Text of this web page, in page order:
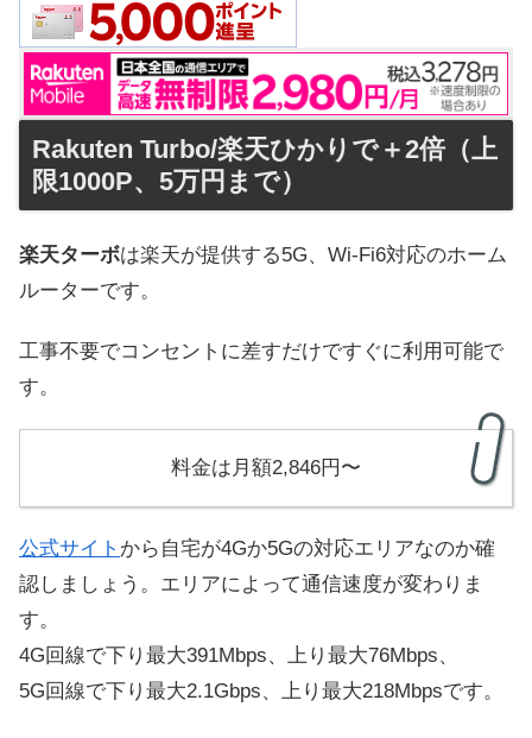
Rakuten Turbo/楽天ひかりで＋2倍（上
限1000P、5万円まで）
楽天ターボは楽天が提供する5G、Wi-Fi6対応のホーム
ルーターです。
工事不要でコンセントに差すだけですぐに利用可能で
す。
料金は月額2,846円〜
公式サイト から自宅が4Gか5Gの対応エリアなのか確
認しましょう。エリアによって通信速度が変わりま
す。
4G回線で下り最大391Mbps、上り最大76Mbps、
5G回線で下り最大2.1Gbps、上り最大218Mbpsです。